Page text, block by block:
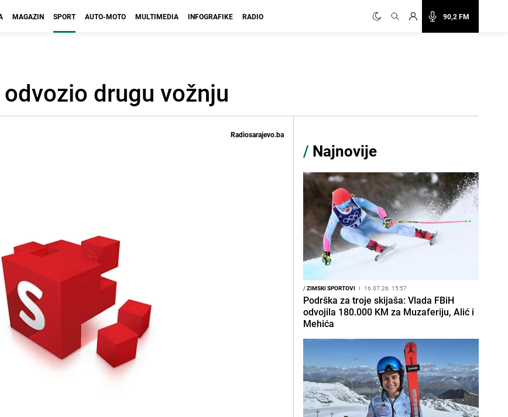
90,2 FM
MAGAZIN SPORT AUTO-MOTO MULTIMEDIA INFOGRAFIKE RADIO
drugu vožnju
Radiosarajevo.ba
/ Najnovije
/ZIMSKI SPORTOVI I 16.07.26. 15:57
Podrška za troje skijaša: Vlada FBiH
odvojila 180.000 KM za Muzaferiju, Alić i
Mehića